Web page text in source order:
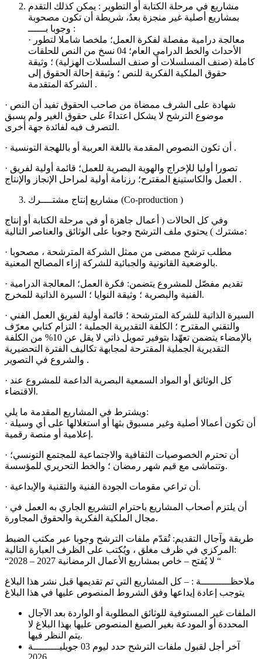
مشاريع في مرحلة الكتابة أو التطوير : يمكن كذلك التقدم
بمشاريع أصلية غير منجزة بعدُ، شريطة أن تكون مصحوبة
وجوبا بــــــ :
· معالجة درامية مفصلة لفكرة العمل؛ ملخصا شاملا لتطور
الأحداث والخط الدرامي العام؛ 04 نسخ من النص للحلقات
كاملة (صنف المسلسلات أو صنف السلسلات الهزلية) ؛ وثيقة
حقوق الملكية الفكرية للنص ؛ وثيقة إحالة الحقوق إلى
الشركة المتقدمة .
· شهادة على الشرف ممضاة من صاحب الحقوق تفيد أن النص
موضوع الترشح لا يشكل اعتداءً على حقوق الغير ولم يسبق
التصرف فيه لفائدة جهة أخرى.
· أن تكون النصوص المقدمة باللغة العربية أو باللهجة التونسية .
· تصورا أوليا للإخراج والهوية البصرية للعمل؛ قائمة أولية لفريق
العمل والكاستينغ المقترح؛ رزنامة أولية لمراحل الإنجاز والإنتاج .
مشاريع إنتاج مشتــــرك (Co-production )
وفي كل الحالات ( أعمال جاهزة أو في مرحلة الكتابة أو إنتاج
مشترك ) يحتوي ملف الترشح وجوبا على الوثائق والعناصر التالية:
· مطلب ترشح ممضى من ممثل الشركة المترشحة ، مصحوبا
بالوضعية القانونية والجبائية للشركة إزاء المصالح المعنية.
· تقديم مفصّل للمشروع يتضمن: فكرة العمل؛ المعالجة الدرامية
الفنية والبصرية ؛ وثيقة النوايا ؛ السيرة الذاتية للمخرج.
· السيرة الذاتية للشركة المترشحة ؛ قائمة أولية لفريق العمل الفني
والتقني المقترح ؛ الكلفة التقديرية الجملية ؛ التزام كتابي معرّف
بالإمضاء يتضمن تعهّدا بتوفير تمويل ذاتي لا يقل عن 10% من الكلفة
التقديرية الجملية المقترحة لمجابهة تكاليف الفترة التحضيرية
والشروع في التصوير .
· كل الوثائق أو المواد السمعية البصرية الداعمة للمشروع عند
الاقتضاء.
ويشترط في المشاريع المقدمة ما يلي:
· أن تكون أعمالا أصلية وغير مسبوق بثها أو استغلالها على أي وسيلة
إعلامية أو منصة رقمية.
· أن تحترم الخصوصيات الثقافية والاجتماعية للمجتمع التونسي؛
وتتماشى مع قيم شهر رمضان ؛ والخط التحريري للمؤسسة.
· أن تراعي مقومات الجودة الفنية والتقنية والإبداعية.
· أن يلتزم أصحاب المشاريع باحترام التشريع الجاري به العمل في
مجال الملكية الفكرية والحقوق المجاورة.
طريقة وآجال التقديم: تُقدّم ملفات الترشح وجوبا عبر مكتب الضبط
المركزي في ظرف مغلق ، ويُكتب على الظرف العبارة التالية:
“لا يُفتح – خاص بمشاريع الأعمال الرمضانية 2027 – 2028 “
ملاحظــــــــــة : – كل المشاريع التي تم تقديمها قبل نشر هذا البلاغ
يتوجب إعادة إيداعها وفق الشروط المنصوص عليها في هذا البلاغ
الملفات غير المستوفية للوثائق المطلوبة أو الواردة بعد الآجال
المحددة أو المودعة بغير الصيغ المنصوص عليها بهذا البلاغ لا
يتم النظر فيها.
آخر أجل لقبول ملفات الترشح حدد ليوم 03 جويليـــــــــة
2026